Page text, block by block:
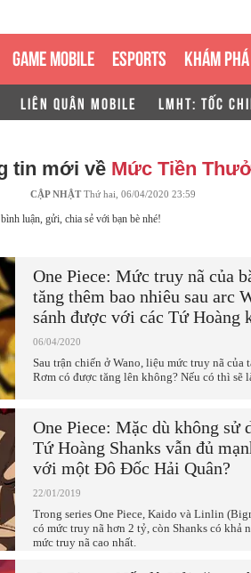
GAME MOBILE ESPORTS KHÁM PHÁ
LIÊN QUÂN MOBILE LMHT: TỐC
tin mới về Mức Tiền
CẬP NHẬTThứ hai, 06/04/2020 23:59
luận, gửi, chia sẻ với bạn bè nhé!
One Piece: Mức truy nã của
tăng thêm bao nhiêu sau arc
sánh được với các Tứ Hoàng
06/04/2020
Sau trận chiến ở Wano, liệu mức truy nã của
Rơm có được tăng lên không? Nếu có thì sẽ
One Piece: Mặc dù không sử
Tứ Hoàng Shanks vẫn đủ
với một Đô Đốc Hải Quân?
22/01/2019
Trong series One Piece, Kaido và Linlin
có mức truy nã hơn 2 tỷ, còn Shanks có khả
mức truy nã cao nhất.